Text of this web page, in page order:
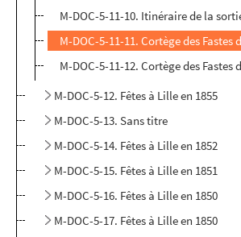
M-DOC-5-11-10. Itinéraire de la
M-DOC-5-11-11. Cortège des
M-DOC-5-11-12. Cortège des
M-DOC-5-12. Fêtes à Lille en 1855
M-DOC-5-13. Sans titre
M-DOC-5-14. Fêtes à Lille en 1852
M-DOC-5-15. Fêtes à Lille en 1851
M-DOC-5-16. Fêtes à Lille en 1850
M-DOC-5-17. Fêtes à Lille en 1850